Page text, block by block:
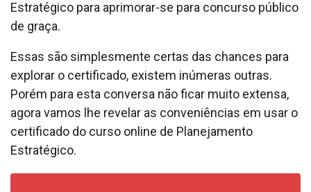
Estratégico para aprimorar-se para concurso público
de graça.
Essas são simplesmente certas das chances para
explorar o certificado, existem inúmeras outras.
Porém para esta conversa não ficar muito extensa,
agora vamos lhe revelar as conveniências em usar o
certificado do curso online de Planejamento
Estratégico.